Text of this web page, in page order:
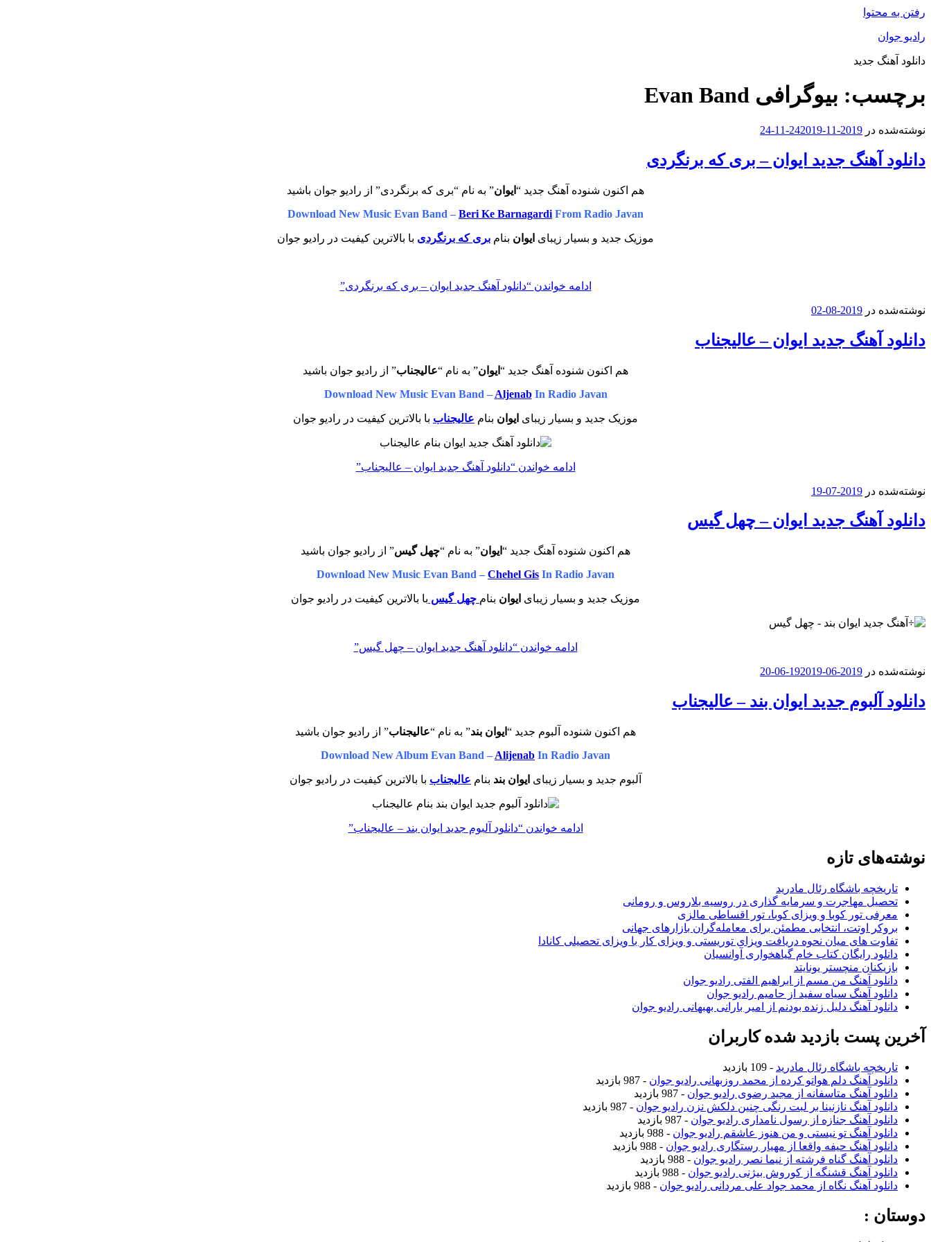
رفتن به محتوا
رادیو جوان
دانلود آهنگ جدید
برچسب: بیوگرافی Evan Band
نوشته‌شده در 2019-11-24
2019-11-24
دانلود آهنگ جدید ایوان – بری که برنگردی
هم اکنون شنوده آهنگ جدید “ ایوان” به نام “بری که برنگردی” از رادیو جوان باشید
Download New Music Evan Band – Beri Ke Barnagardi From Radio Javan
موزیک جدید و بسیار زیبای ایوان بنام بری که برنگردی با بالاترین کیفیت در رادیو جوان
ادامه خواندن “دانلود آهنگ جدید ایوان – بری که برنگردی”
نوشته‌شده در 2019-08-02
دانلود آهنگ جدید ایوان – عالیجناب
هم اکنون شنوده آهنگ جدید “ ایوان” به نام “عالیجناب” از رادیو جوان باشید
Download New Music Evan Band – AljenabIn Radio Javan
موزیک جدید و بسیار زیبای ایوان بنام عالیجناب با بالاترین کیفیت در رادیو جوان
ادامه خواندن “دانلود آهنگ جدید ایوان – عالیجناب”
نوشته‌شده در 2019-07-19
دانلود آهنگ جدید ایوان – چهل گیس
هم اکنون شنوده آهنگ جدید “ ایوان” به نام “چهل گیس” از رادیو جوان باشید
Download New Music Evan Band – Chehel Gis In Radio Javan
موزیک جدید و بسیار زیبای ایوان بنام چهل گیس با بالاترین کیفیت در رادیو جوان
ادامه خواندن “دانلود آهنگ جدید ایوان – چهل گیس”
نوشته‌شده در 2019-06-19
2019-06-20
دانلود آلبوم جدید ایوان بند – عالیجناب
هم اکنون شنوده آلبوم جدید “ ایوان بند” به نام “عالیجناب” از رادیو جوان باشید
Download New Album Evan Band – Alijenab In Radio Javan
آلبوم جدید و بسیار زیبای ایوان بند بنام عالیجناب با بالاترین کیفیت در رادیو جوان
ادامه خواندن “دانلود آلبوم جدید ایوان بند – عالیجناب”
نوشته‌های تازه
تاریخچه باشگاه رئال مادرید
تحصیل مهاجرت و سرمایه گذاری در روسیه بلاروس و رومانی
معرفی تور کوبا و ویزای کوبا، تور اقساطی مالزی
بروکر اوتت، انتخابی مطمئن برای معامله‌گران بازارهای جهانی
تفاوت های میان نحوه دریافت ویزای توریستی و ویزای کار با ویزای تحصیلی کانادا
دانلود رایگان کتاب خام گیاهخواری آوانسیان
بازیکنان منچستر یونایتد
دانلود آهنگ من مسم از ابراهیم الفتی رادیو جوان
دانلود آهنگ سیاه سفید از حامیم رادیو جوان
دانلود آهنگ دلیل زنده بودنم از امیر بارانی بهبهانی رادیو جوان
آخرین پست بازدید شده کاربران
تاریخچه باشگاه رئال مادرید - 109 بازدید
دانلود آهنگ دلم هواتو کرده از محمد روزبهانی رادیو جوان - 987 بازدید
دانلود آهنگ متاسفانه از مجید رضوی رادیو جوان - 987 بازدید
دانلود آهنگ نازنینا بر لبت رنگی چنین دلکش نزن رادیو جوان - 987 بازدید
دانلود آهنگ جنازه از رسول نامداری رادیو جوان - 987 بازدید
دانلود آهنگ تو نیستی و من هنوز عاشقم رادیو جوان - 988 بازدید
دانلود آهنگ حیفه واقعا از مهیار رستگاری رادیو جوان - 988 بازدید
دانلود آهنگ گناه فرشته از نیما نصر رادیو جوان - 988 بازدید
دانلود آهنگ قشنگه از کوروش بیژنی رادیو جوان - 988 بازدید
دانلود آهنگ نگاه از محمد جواد علی مردانی رادیو جوان - 988 بازدید
دوستان :